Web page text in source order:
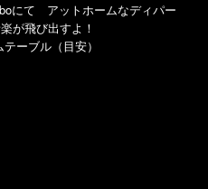
にて アットホームなディパー
が飛び出すよ！
ーブル（目安）